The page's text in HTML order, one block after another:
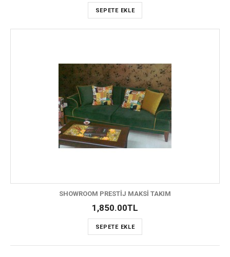
SEPETE EKLE
SHOWROOM PRESTİJ MAKSİ TAKIM
1,850.00TL
SEPETE EKLE